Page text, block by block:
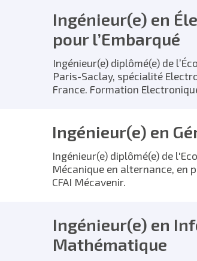
Ingénieur(e) en
pour l’Embarqué
Ingénieur(e) diplômé(e) de
Paris-Saclay, spécialité
France. Formation
Ingénieur(e) en
Ingénieur(e) diplômé(e) de
Mécanique en alternance, en
CFAI Mécavenir.
Ingénieur(e) en
Mathématique